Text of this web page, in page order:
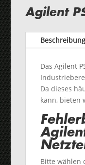
Agilent
Beschreibung
Das Agilent
Da dieses
kann, bieten
Bitte wählen